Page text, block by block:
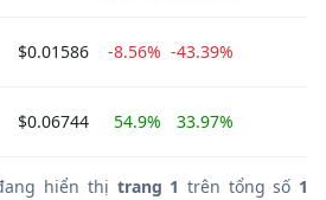
$0.01586 -8.56% -43.39%
$0.06744 54.9% 33.97%
hiển thị trang 1 trên tổng số 1